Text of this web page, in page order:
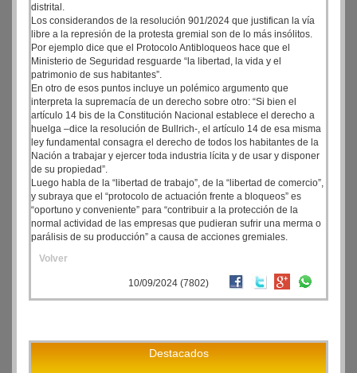
distrital.
Los considerandos de la resolución 901/2024 que justifican la vía
libre a la represión de la protesta gremial son de lo más insólitos.
Por ejemplo dice que el Protocolo Antibloqueos hace que el
Ministerio de Seguridad resguarde “la libertad, la vida y el
patrimonio de sus habitantes”.
En otro de esos puntos incluye un polémico argumento que
interpreta la supremacía de un derecho sobre otro: “Si bien el
artículo 14 bis de la Constitución Nacional establece el derecho a
huelga –dice la resolución de Bullrich-, el artículo 14 de esa misma
ley fundamental consagra el derecho de todos los habitantes de la
Nación a trabajar y ejercer toda industria lícita y de usar y disponer
de su propiedad”.
Luego habla de la “libertad de trabajo”, de la “libertad de comercio”,
y subraya que el “protocolo de actuación frente a bloqueos” es
“oportuno y conveniente” para “contribuir a la protección de la
normal actividad de las empresas que pudieran sufrir una merma o
parálisis de su producción” a causa de acciones gremiales.
Volver
10/09/2024 (7802)
Destacados